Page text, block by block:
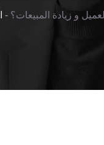
و زيادة المبيعات؟ -